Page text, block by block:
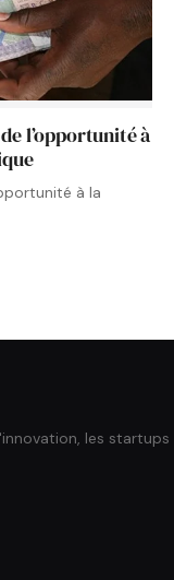
l’opportunité à
à la
les startups